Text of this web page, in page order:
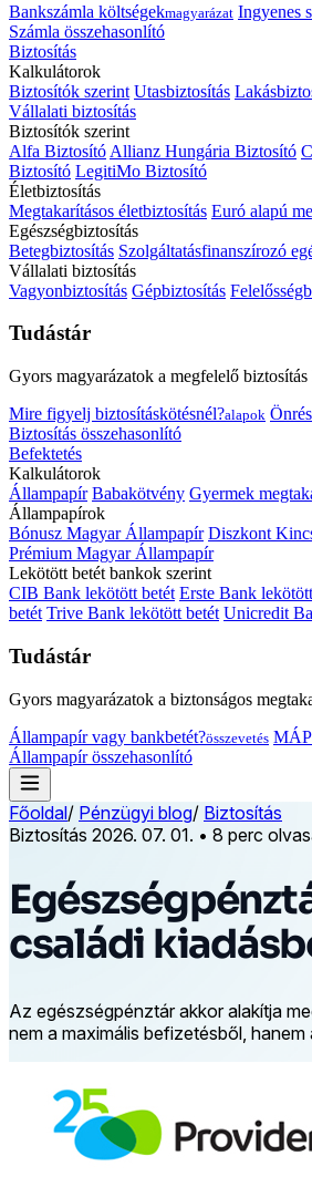
Bankszámla költségekmagyarázat Ingyenes
Számla összehasonlító
Biztosítás
Kalkulátorok
Biztosítók szerint Utasbiztosítás
Vállalati biztosítás
Biztosítók szerint
Alfa Biztosító Allianz Hungária Biztosító
Biztosító LegitiMo Biztosító
Életbiztosítás
Megtakarításos életbiztosítás Euró alapú
Egészségbiztosítás
Betegbiztosítás Szolgáltatásfinanszírozó
Vállalati biztosítás
Vagyonbiztosítás Gépbiztosítás
Tudástár
Gyors magyarázatok a megfelelő biztosítás
Mire figyelj biztosításkötésnél?alapok
Biztosítás összehasonlító
Befektetés
Kalkulátorok
Állampapír Babakötvény Gyermek
Állampapírok
Bónusz Magyar Állampapír Diszkont
Prémium Magyar Állampapír
Lekötött betét bankok szerint
CIB Bank lekötött betét Erste Bank
betét Trive Bank lekötött betét Unicredit
Tudástár
Gyors magyarázatok a biztonságos
Állampapír vagy bankbetét?összevetés
Állampapír összehasonlító
Főoldal/ Pénzügyi blog/ Biztosítás
Biztosítás 2026. 07. 01. • 8 perc
családi
Az egészségpénztár akkor alakítja
nem a maximális befizetésből,